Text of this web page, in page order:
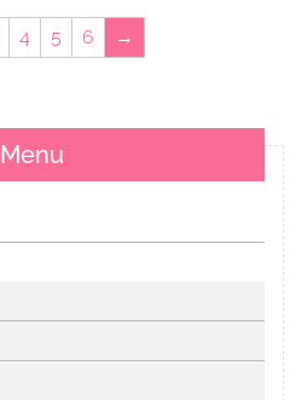
4 5 6 →
Menu